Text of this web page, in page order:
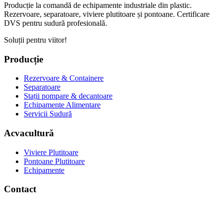
Producție la comandă de echipamente industriale din plastic.
Rezervoare, separatoare, viviere plutitoare și pontoane. Certificare
DVS pentru sudură profesională.
Soluții pentru viitor!
Producție
Rezervoare & Containere
Separatoare
Stații pompare & decantoare
Echipamente Alimentare
Servicii Sudură
Acvacultură
Viviere Plutitoare
Pontoane Plutitoare
Echipamente
Contact